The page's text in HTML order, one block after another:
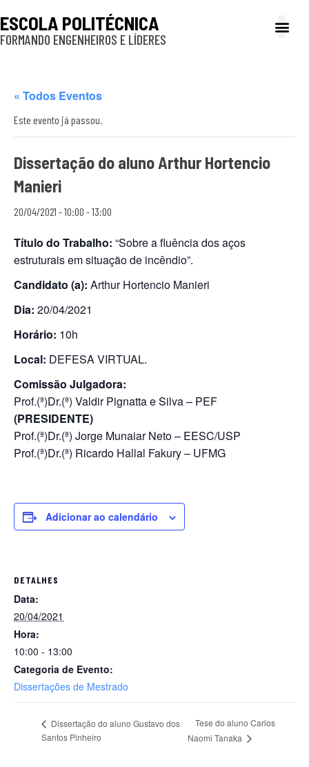
ESCOLA POLITÉCNICA
FORMANDO ENGENHEIROS E LÍDERES
« Todos Eventos
Este evento já passou.
Dissertação do aluno Arthur Hortencio
Manieri
20/04/2021 - 10:00 -13:00
Título do Trabalho: “Sobre a fluência dos aços
estruturais em situação de incêndio”.
Candidato (a): Arthur Hortencio Manieri
Dia: 20/04/2021
Horário: 10h
Local: DEFESA VIRTUAL.
Comissão Julgadora:
Prof.(ª)Dr.(ª) Valdir Pignatta e Silva – PEF
(PRESIDENTE)
Prof.(ª)Dr.(ª) Jorge Munaiar Neto – EESC/USP
Prof.(ª)Dr.(ª) Ricardo Hallal Fakury – UFMG
Adicionar ao calendário
DETALHES
Data:
20/04/2021
Hora:
10:00 - 13:00
Categoria de Evento:
Dissertações de Mestrado
Dissertação do aluno Gustavo dos
Santos Pinheiro
Tese do aluno Carlos
Naomi Tanaka